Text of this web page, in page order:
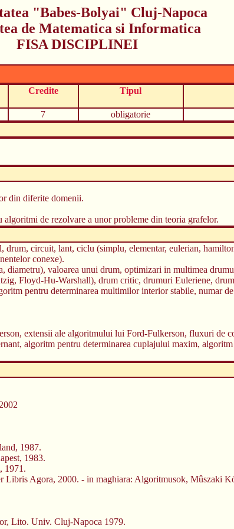
"Babes-Bolyai" Cluj-Napoca
de Matematica si Informatica
FISA DISCIPLINEI
Credite Tipul
7 obligatorie
din diferite domenii.
de rezolvare a unor probleme din teoria grafelor.
circuit, lant, ciclu (simplu, elementar, eulerian,
conexe).
diametru), valoarea unui drum, optimizari in multimea
Floyd-Hu-Warshall), drum critic, drumuri Euleriene,
pentru determinarea multimilor interior stabile, numar
extensii ale algoritmului lui Ford-Fulkerson, fluxuri de
algoritm pentru determinarea cuplajului maxim,
1987.
1983.
1971.
Agora, 2000. - in maghiara: Algoritmusok, Mûszaki
Lito. Univ. Cluj-Napoca 1979.